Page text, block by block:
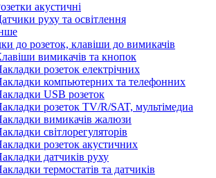
акустичні
руху та освітлення
до розеток, клавіши до вимикачів
вимикачів та кнопок
розеток електрічних
компьютерних та телефонних
USB розеток
розеток TV/R/SAT, мультімедиа
вимикачів жалюзи
світлорегуляторів
розеток акустичних
датчиків руху
термостатів та датчиків